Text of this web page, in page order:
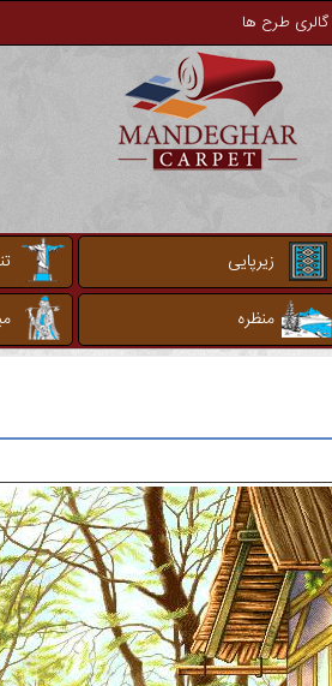
گالری طرح ها
زیرپایی
منظره